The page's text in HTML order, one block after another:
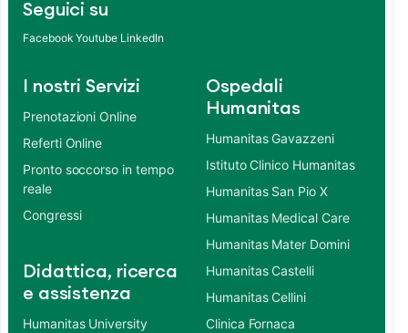
Seguici su
Facebook Youtube LinkedIn
I nostri Servizi
Prenotazioni Online
Referti Online
Pronto soccorso in tempo
reale
Congressi
Didattica, ricerca
e assistenza
Humanitas University
Ospedali
Humanitas
Humanitas Gavazzeni
Istituto Clinico Humanitas
Humanitas San Pio X
Humanitas Medical Care
Humanitas Mater Domini
Humanitas Castelli
Humanitas Cellini
Clinica Fornaca